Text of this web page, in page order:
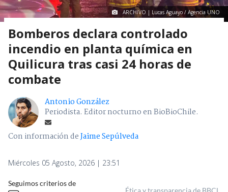
ARCHIVO | Lucas Aguayo / Agencia UNO
Bomberos declara controlado
incendio en planta química en
Quilicura tras casi 24 horas de
combate
Antonio González
Periodista. Editor nocturno en BioBioChile.
Con información deJaime Sepúlveda
Miércoles 05 Agosto, 2026 | 23:51
Seguimos criterios de